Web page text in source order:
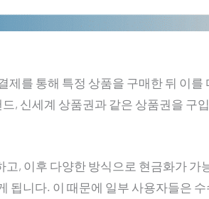
를 통해 특정 상품을 구매한 뒤 이를
, 신세계 상품권과 같은 상품권을 구
, 이후 다양한 방식으로 현금화가 가
됩니다. 이 때문에 일부 사용자들은